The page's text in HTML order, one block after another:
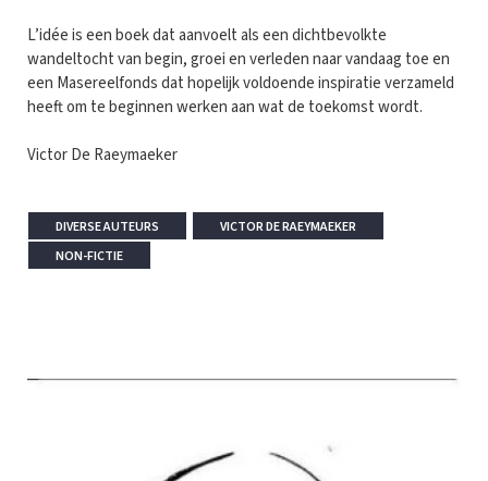
L’idée is een boek dat aanvoelt als een dichtbevolkte
wandeltocht van begin, groei en verleden naar vandaag toe en
een Masereelfonds dat hopelijk voldoende inspiratie verzameld
heeft om te beginnen werken aan wat de toekomst wordt.
Victor De Raeymaeker
DIVERSE AUTEURS
VICTOR DE RAEYMAEKER
NON-FICTIE